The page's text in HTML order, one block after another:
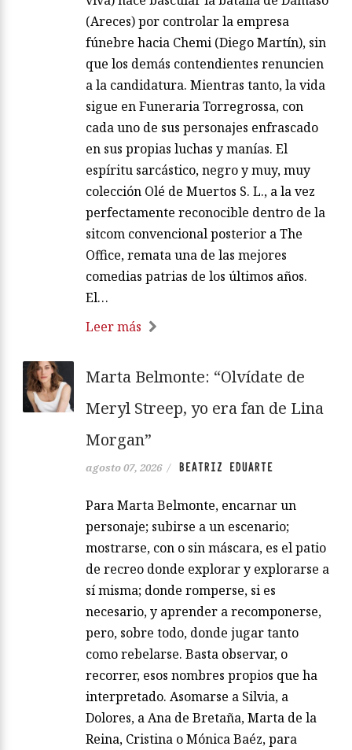
(Areces) por controlar la empresa
fúnebre hacia Chemi (Diego Martín), sin
que los demás contendientes renuncien
a la candidatura. Mientras tanto, la vida
sigue en Funeraria Torregrossa, con
cada uno de sus personajes enfrascado
en sus propias luchas y manías. El
espíritu sarcástico, negro y muy, muy
colección Olé de Muertos S. L., a la vez
perfectamente reconocible dentro de la
sitcom convencional posterior a The
Office, remata una de las mejores
comedias patrias de los últimos años.
El…
Leer más
Marta Belmonte: “Olvídate de
Meryl Streep, yo era fan de Lina
Morgan”
agosto 07, 2026 / BEATRIZ EDUARTE
Para Marta Belmonte, encarnar un
personaje; subirse a un escenario;
mostrarse, con o sin máscara, es el patio
de recreo donde explorar y explorarse a
sí misma; donde romperse, si es
necesario, y aprender a recomponerse,
pero, sobre todo, donde jugar tanto
como rebelarse. Basta observar, o
recorrer, esos nombres propios que ha
interpretado. Asomarse a Silvia, a
Dolores, a Ana de Bretaña, Marta de la
Reina, Cristina o Mónica Baéz, para